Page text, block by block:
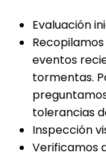
Evaluación
eventos
tormentas.
tolerancias
Inspección
Verificamos